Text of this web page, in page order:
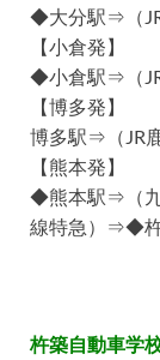
◆大分駅⇒（
【小倉発】
◆小倉駅⇒（
【博多発】
博多駅⇒（JR
【熊本発】
◆熊本駅⇒（
線特急）⇒◆
杵築自動車学